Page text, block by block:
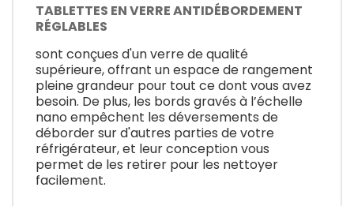
TABLETTES EN VERRE ANTIDÉBORDEMENT
RÉGLABLES
sont conçues d'un verre de qualité
supérieure, offrant un espace de rangement
pleine grandeur pour tout ce dont vous avez
besoin. De plus, les bords gravés à l’échelle
nano empêchent les déversements de
déborder sur d'autres parties de votre
réfrigérateur, et leur conception vous
permet de les retirer pour les nettoyer
facilement.